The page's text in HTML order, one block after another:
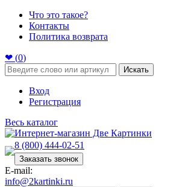
Что это такое?
Контакты
Политика возврата
❤ (0)
Искать
Вход
Регистрация
Весь каталог
8 (800) 444-02-51
Заказать звонок
E-mail:
info@2kartinki.ru